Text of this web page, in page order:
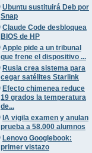
Ubuntu sustituirá Deb por
Snap
Claude Code desbloquea
BIOS de HP
Apple pide a un tribunal
que frene el dispositivo ...
Rusia crea sistema para
cegar satélites Starlink
Efecto chimenea reduce
19 grados la temperatura
de...
IA vigila examen y anulan
prueba a 58.000 alumnos
Lenovo Googlebook:
primer vistazo